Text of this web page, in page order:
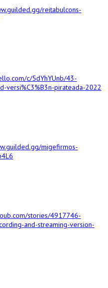
reitabulcons-
c/5dYhYUnb/43-
versi%C3%B3n-pirateada-2022
migefirmos-
stories/4917746-
and-streaming-version-